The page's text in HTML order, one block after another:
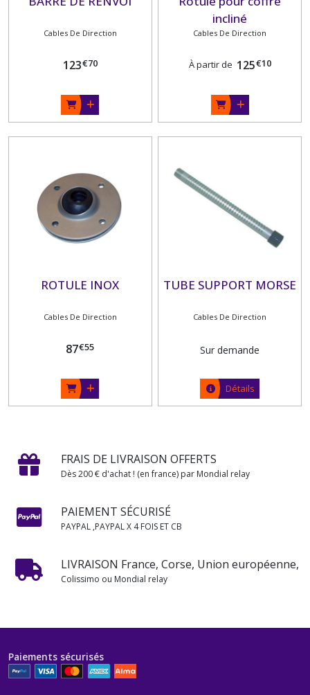
Cables De Direction
123€70
incliné
Cables De Direction
À partir de 125€10
ROTULE INOX
Cables De Direction
87€55
TUBE SUPPORT MORSE
Cables De Direction
Sur demande
Détails
FRAIS DE LIVRAISON OFFERTS
Dès 200 € d'achat ! (en france) par Mondial relay
PAIEMENT SÉCURISÉ
PAYPAL ,PAYPAL X 4 FOIS ET CB
LIVRAISON France, Corse, Union européenne,
Colissimo ou Mondial relay
Paiements sécurisés